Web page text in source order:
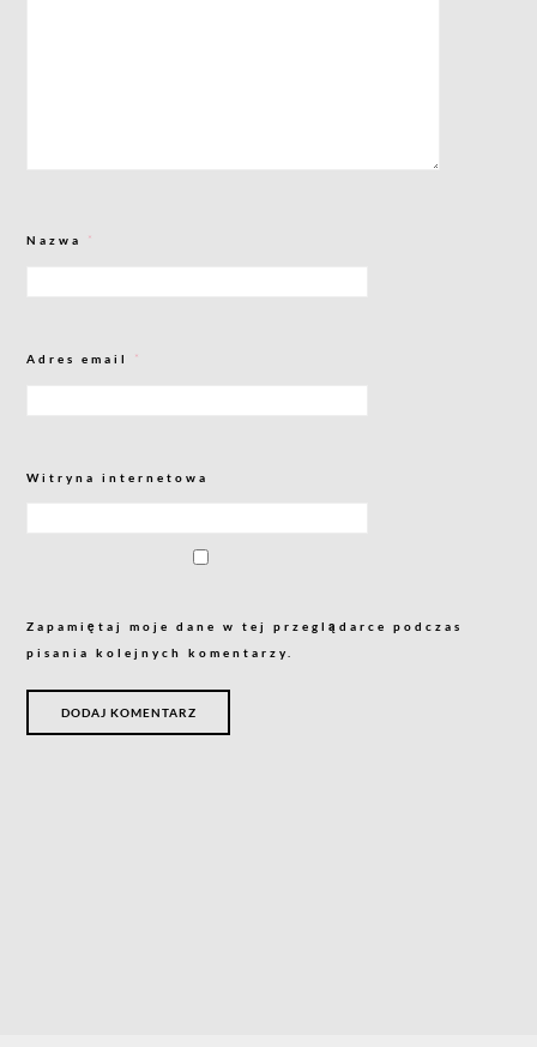
Nazwa *
Adres email *
Witryna internetowa
Zapamiętaj moje dane w tej przeglądarce podczas
pisania kolejnych komentarzy.